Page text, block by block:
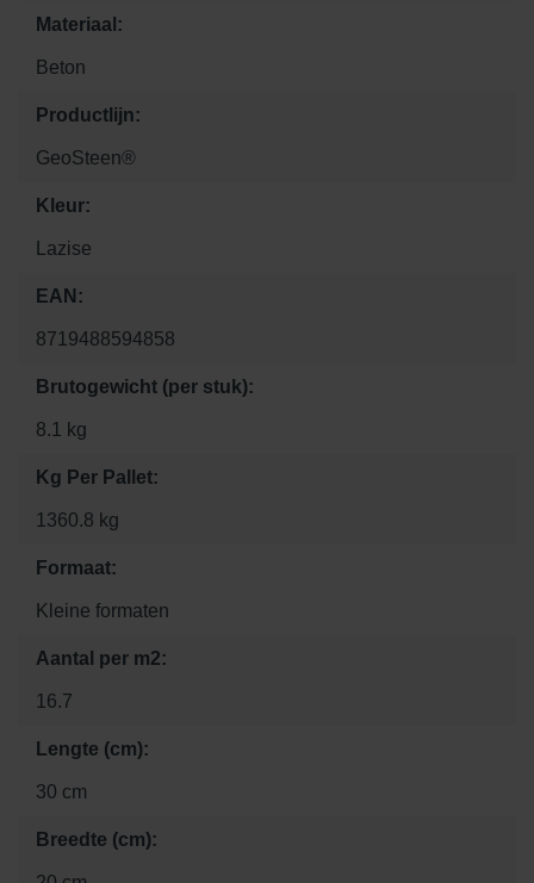
Materiaal:
Beton
Productlijn:
GeoSteen®
Kleur:
Lazise
EAN:
8719488594858
Brutogewicht (per stuk):
8.1 kg
Kg Per Pallet:
1360.8 kg
Formaat:
Kleine formaten
Aantal per m2:
16.7
Lengte (cm):
30 cm
Breedte (cm):